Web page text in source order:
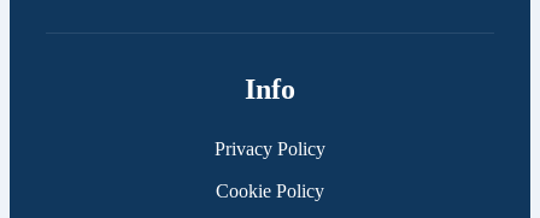
Info
Privacy Policy
Cookie Policy